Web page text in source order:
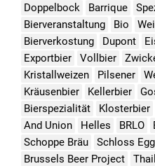
Doppelbock
Barrique
Bierveranstaltung
Bio
Bierverkostung
Dupont
Exportbier
Vollbier
Kristallweizen
Pilsener
Kräusenbier
Kellerbier
Bierspezialität
Klosterbier
And Union
Helles BRLO
Schoppe Bräu
Schloss
Brussels Beer Project